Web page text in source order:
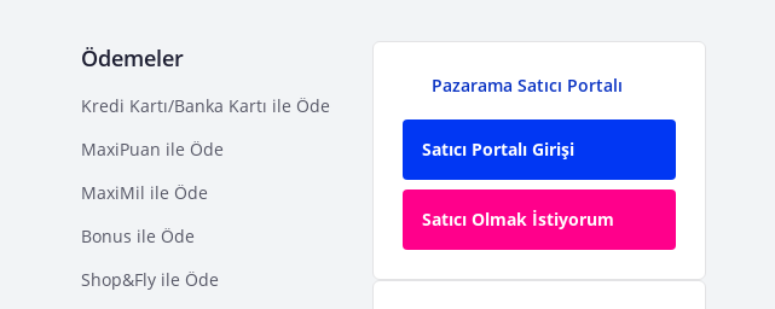
Ödemeler
Kredi Kartı/Banka Kartı ile Öde
MaxiPuan ile Öde
MaxiMil ile Öde
Bonus ile Öde
Shop&Fly ile Öde
Pazarama Satıcı Portalı
Satıcı Portalı Girişi
Satıcı Olmak İstiyorum